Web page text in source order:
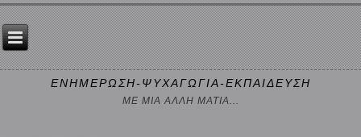
ΕΝΗΜΕΡΩΣΗ-ΨΥΧΑΓΩΓΙΑ-ΕΚΠΑΙΔΕΥΣΗ
ΜΕ ΜΙΑ ΑΛΛΗ ΜΑΤΙΑ...